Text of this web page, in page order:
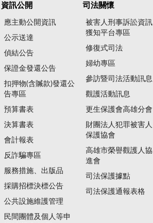
資訊公開
應主動公開資訊
公示送達
偵結公告
保證金發還公告
扣押物(含贓款)發還公
告專區
預算書表
決算書表
會計報表
反詐騙專區
服務措施、出版品
採購招標決標公告
公共設施維護管理
民間團體及個人等申
司法關懷
被害人刑事訴訟資訊
獲知平台專區
修復式司法
婦幼專區
參訪暨司法活動訊息
觀護活動訊息
更生保護會高雄分會
財團法人犯罪被害人
保護協會
高雄市榮譽觀護人協
進會
司法保護據點
司法保護通報表格